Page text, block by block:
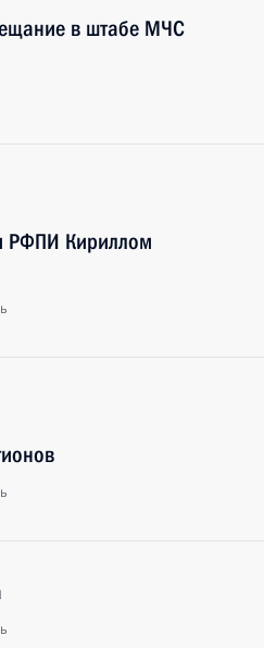
в штабе МЧС
РФПИ Кириллом